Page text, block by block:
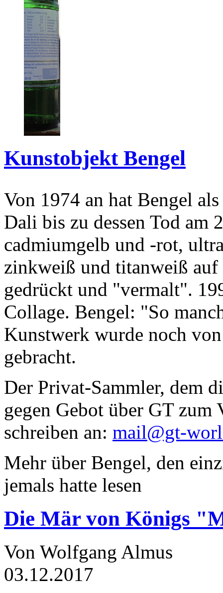
Kunstobjekt Bengel
Von 1974 an hat Bengel
Dali bis zu dessen Tod am
cadmiumgelb und -rot,
zinkweiß und titanweiß
gedrückt und "vermalt".
Collage. Bengel: "So
Kunstwerk wurde noch
gebracht.
Der Privat-Sammler, dem
gegen Gebot über GT zum
schreiben an: mail@gt-
Mehr über Bengel, den
jemals hatte lesen
Die Mär von Königs
Von Wolfgang Almus
03.12.2017